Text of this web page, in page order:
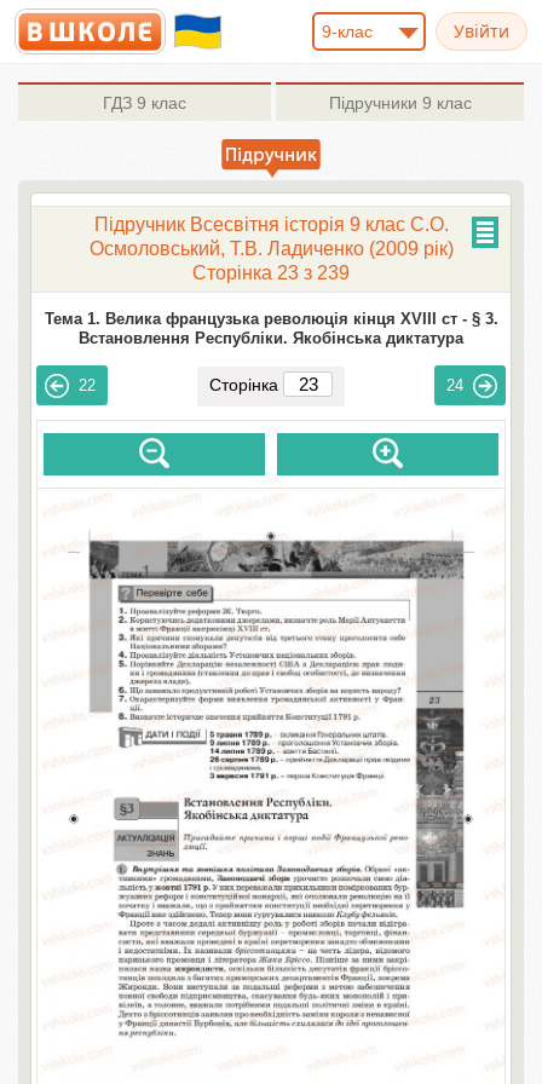
9-клас
ГДЗ 9 клас Підручники 9 клас
Підручник Всесвітня історія 9 клас С.О.
Осмоловський, Т.В. Ладиченко (2009 рік)
Сторінка 23 з 239
Тема 1. Велика французька революція кінця XVIII ст - § 3.
Встановлення Республіки. Якобінська диктатура
22 Сторінка 24